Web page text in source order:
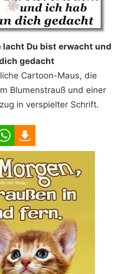
lacht Du bist erwacht und
gedacht
Cartoon-Maus, die
Blumenstrauß und einer
in verspielter Schrift.